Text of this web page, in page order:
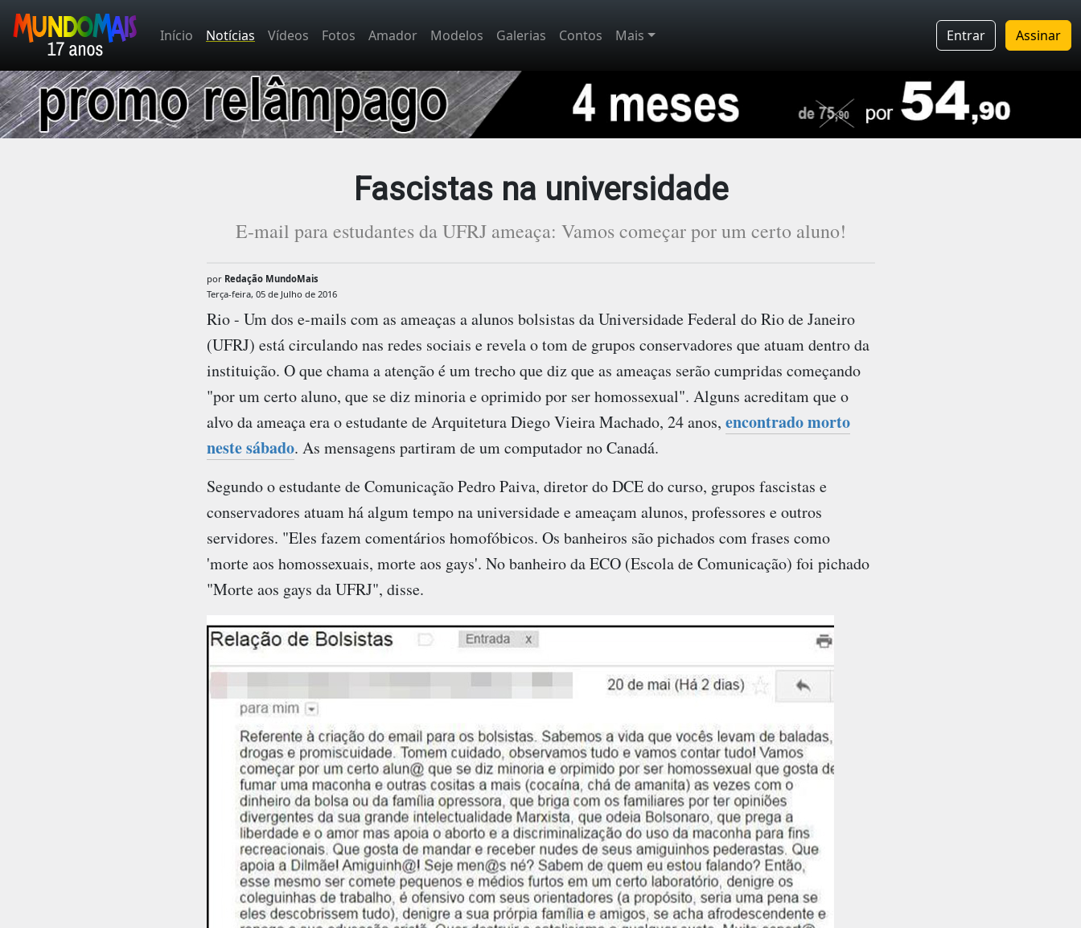
Início Notícias Vídeos Fotos Amador Modelos Galerias Contos Mais Entrar Assinar
Fascistas na universidade
E-mail para estudantes da UFRJ ameaça: Vamos começar por um certo aluno!
por Redação MundoMais
Terça-feira, 05 de Julho de 2016
Rio - Um dos e-mails com as ameaças a alunos bolsistas da Universidade Federal do Rio de Janeiro
(UFRJ) está circulando nas redes sociais e revela o tom de grupos conservadores que atuam dentro da
instituição. O que chama a atenção é um trecho que diz que as ameaças serão cumpridas começando
"por um certo aluno, que se diz minoria e oprimido por ser homossexual". Alguns acreditam que o
alvo da ameaça era o estudante de Arquitetura Diego Vieira Machado, 24 anos, encontrado morto
neste sábado. As mensagens partiram de um computador no Canadá.
Segundo o estudante de Comunicação Pedro Paiva, diretor do DCE do curso, grupos fascistas e
conservadores atuam há algum tempo na universidade e ameaçam alunos, professores e outros
servidores. "Eles fazem comentários homofóbicos. Os banheiros são pichados com frases como
'morte aos homossexuais, morte aos gays'. No banheiro da ECO (Escola de Comunicação) foi pichado
"Morte aos gays da UFRJ", disse.